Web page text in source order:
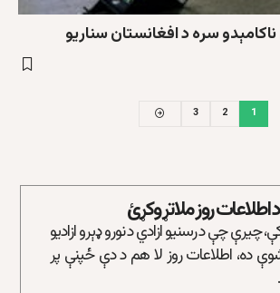
سره د افغانستان سناریو
1
2
3
د اطلاعات روز ملاتړ وکړئ
چیرې چې د رسنیو ازادي د نورو ډېرو ازادیو
ده، اطلاعات روز لا هم د دې ځپنې پر